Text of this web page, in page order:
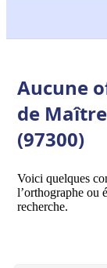
Aucune
de
(97300)
Voici quelques
l’orthographe ou
recherche.